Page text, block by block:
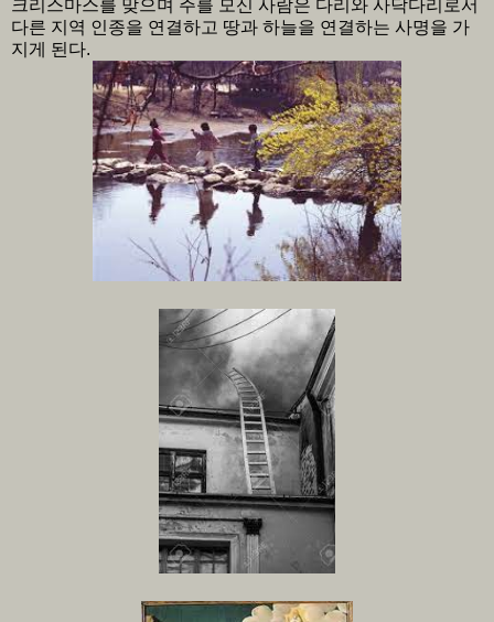
크리스마스를 맞으며 주를 모신 사람은 다리와 사닥다리로서
다른 지역 인종을 연결하고 땅과 하늘을 연결하는 사명을 가
지게 된다.